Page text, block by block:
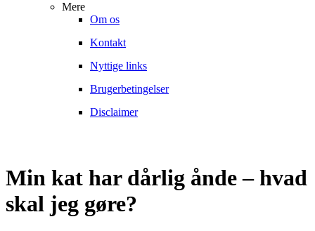
Mere
Om os
Kontakt
Nyttige links
Brugerbetingelser
Disclaimer
Min kat har dårlig ånde – hvad
skal jeg gøre?